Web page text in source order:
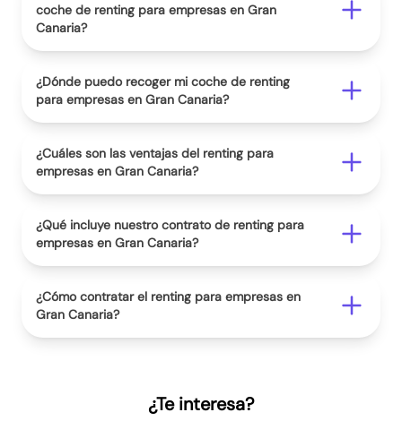
coche de renting para empresas en Gran
Canaria?
¿Dónde puedo recoger mi coche de renting
para empresas en Gran Canaria?
¿Cuáles son las ventajas del renting para
empresas en Gran Canaria?
¿Qué incluye nuestro contrato de renting para
empresas en Gran Canaria?
¿Cómo contratar el renting para empresas en
Gran Canaria?
¿Te interesa?